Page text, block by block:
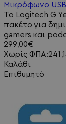
Μικρόφωνο
Το Logitech G
πακέτο για
gamers και
299,00€
Χωρίς
Καλάθι
Επιθυμητό